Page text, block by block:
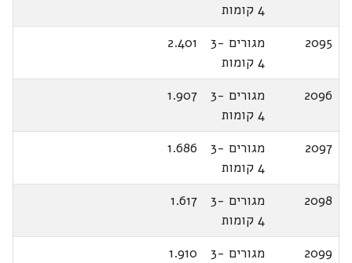
4 קומות
2095
מגורים 3-
4 קומות
2.401
2096
מגורים 3-
4 קומות
1.907
2097
מגורים 3-
4 קומות
1.686
2098
מגורים 3-
4 קומות
1.617
2099
מגורים 3-
1.910